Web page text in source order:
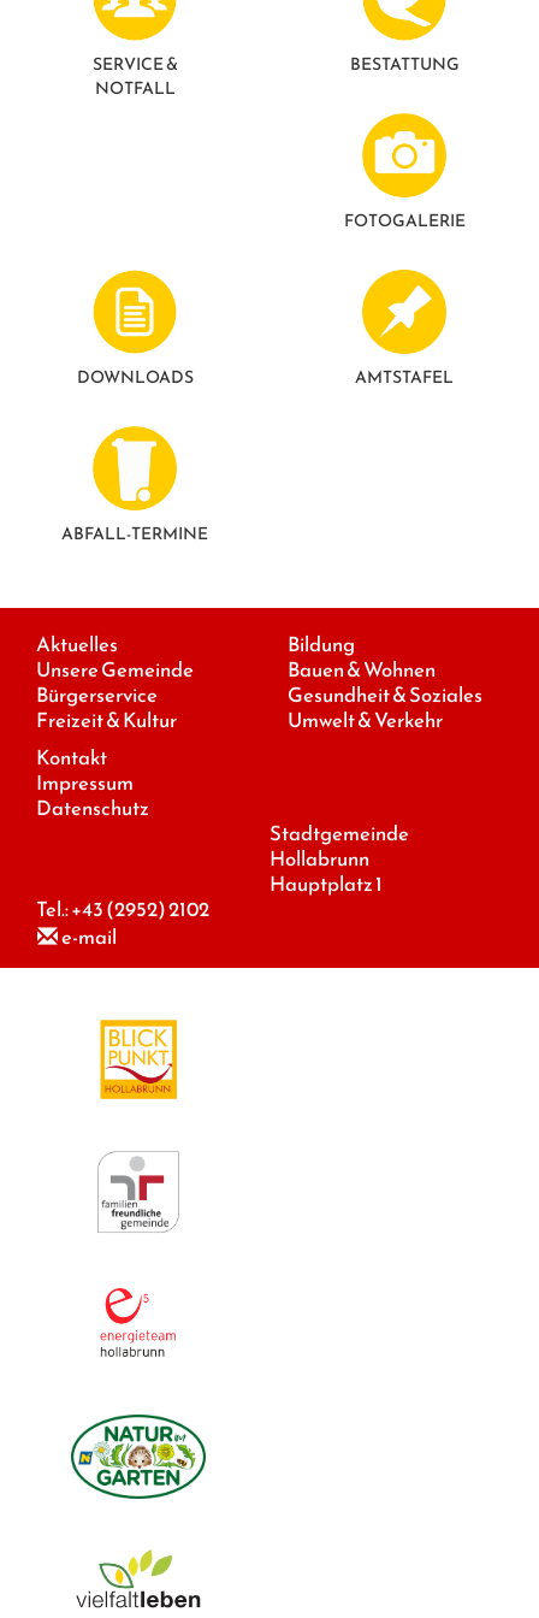
ANSPRECHPARTNER
GESUNDE GEMEINDE
SERVICE &
NOTFALL
BESTATTUNG
FOTO­GALERIE
DOWNLOADS AMTSTAFEL
ABFALL-TERMINE
Aktuelles
Unsere Gemeinde
Bürgerservice
Freizeit & Kultur
Bildung
Bauen & Wohnen
Gesundheit & Soziales
Umwelt & Verkehr
Kontakt
Impressum
Datenschutz
Stadtgemeinde
Hollabrunn
Hauptplatz 1
Tel.:+43 (2952) 2102
e-mail